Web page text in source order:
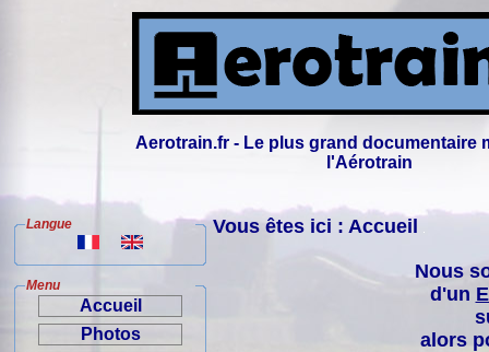
Aerotrain.fr - Le plus grand documentaire
l'Aérotrain
Langue
Menu
Accueil
Photos
Vous êtes ici : Accueil
Nous
d'un
alors